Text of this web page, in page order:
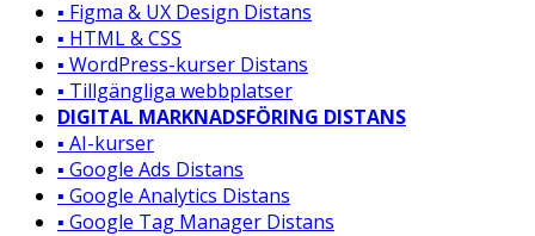
▪️ Figma & UX Design Distans
▪️ HTML & CSS
▪️ WordPress-kurser Distans
▪️ Tillgängliga webbplatser
DIGITAL MARKNADSFÖRING DISTANS
▪️ AI-kurser
▪️ Google Ads Distans
▪️ Google Analytics Distans
▪️ Google Tag Manager Distans